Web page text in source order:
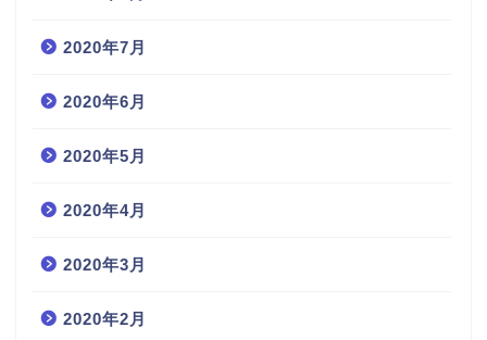
2020年7月
2020年6月
2020年5月
2020年4月
2020年3月
2020年2月